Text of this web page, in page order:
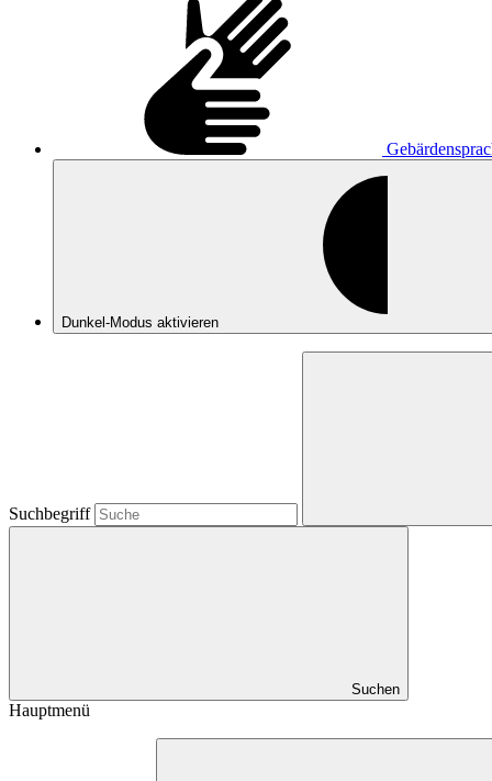
Dunkel-Modus aktivieren
Suchbegriff
Suchen
Hauptmenü